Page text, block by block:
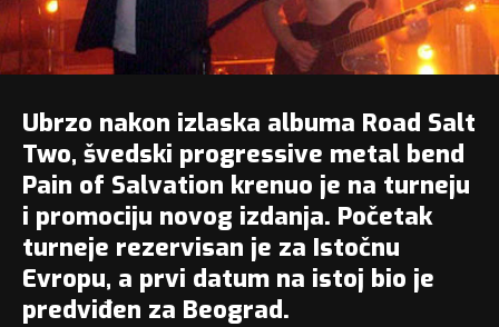
Ubrzo nakon izlaska albuma Road Salt
Two, švedski progressive metal bend
Pain of Salvation krenuo je na turneju
i promociju novog izdanja. Početak
turneje rezervisan je za Istočnu
Evropu, a prvi datum na istoj bio je
predviđen za Beograd.